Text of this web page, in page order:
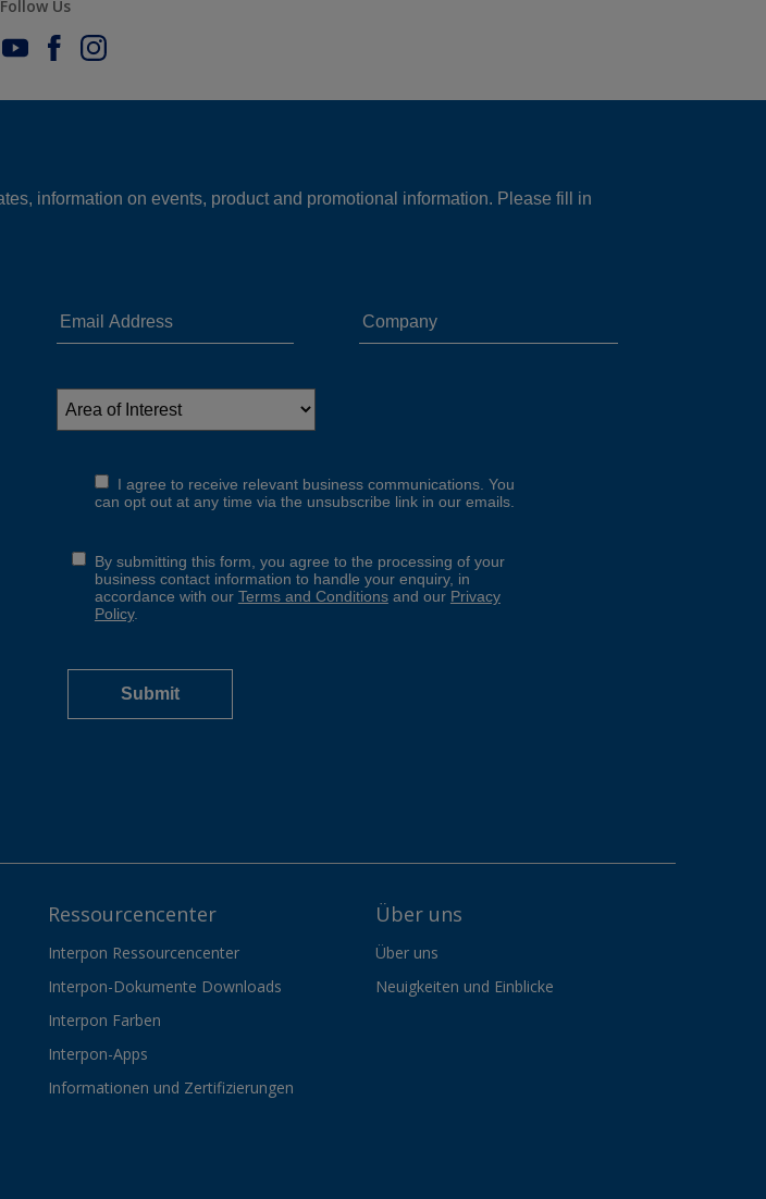
Follow Us
Ressourcencenter
Interpon Ressourcencenter
Interpon-Dokumente Downloads
Interpon Farben
Interpon-Apps
Informationen und Zertifizierungen
Über uns
Über uns
Neuigkeiten und Einblicke